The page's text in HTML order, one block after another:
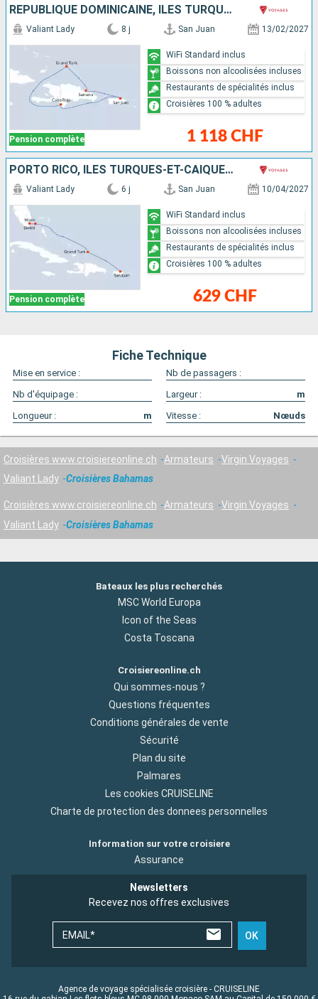
RÉPUBLIQUE DOMINICAINE, ÎLES TURQUES-ET-CAÏQUES, PORTO RICO
Pension complète
Valiant Lady 8 j San Juan 13/02/2027
1 118 CHF
WiFi Standard inclus
Boissons non alcoolisées incluses
Restaurants de spécialités inclus
Croisières 100 % adultes
PORTO RICO, ÎLES TURQUES-ET-CAÏQUES, BAHAMAS, ÉTATS-UNIS
Pension complète
Valiant Lady 6 j San Juan 10/04/2027
629 CHF
WiFi Standard inclus
Boissons non alcoolisées incluses
Restaurants de spécialités inclus
Croisières 100 % adultes
Fiche Technique
Mise en service :
Nb de passagers :
Nb d'équipage :
Largeur :
m
Longueur :
m Vitesse : Nœuds
Croisières www.croisiereonline.ch Armateurs
Virgin Voyages
Valiant Lady
Croisières Bahamas
Croisières www.croisiereonline.ch Armateurs
Virgin Voyages
Valiant Lady
Croisières Bahamas
Bateaux les plus recherchés
MSC World Europa
Icon of the Seas
Costa Toscana
Croisiereonline.ch
Qui sommes-nous ?
Questions fréquentes
Conditions générales de vente
Sécurité
Plan du site
Palmares
Les cookies CRUISELINE
Charte de protection des donnees personnelles
Information sur votre croisiere
Assurance
Newsletters
Recevez nos offres exclusives
EMAIL* OK
Agence de voyage spécialisée croisière - CRUISELINE